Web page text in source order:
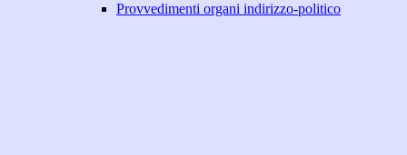
Provvedimenti organi indirizzo-politico